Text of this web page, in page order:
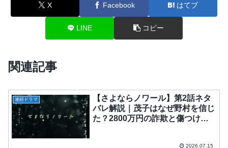
X Facebook はてブ
LINE コピー
関連記事
連続ドラマ
【さよならノワール】第2話ネタ
バレ解説｜茂子はなぜ野村を信じ
た？2800万円の詐欺と傷つけら
2026.07.15